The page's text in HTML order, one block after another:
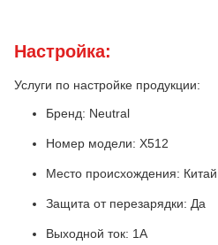
Настройка:
Услуги по настройке продукции:
Бренд: Neutral
Номер модели: X512
Место происхождения: Китай
Защита от перезарядки: Да
Выходной ток: 1A